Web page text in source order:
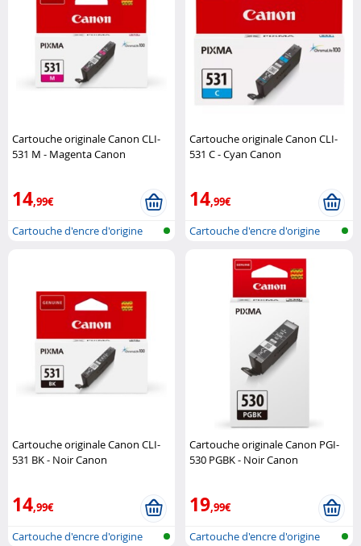
Cartouche originale Canon CLI-
531 M - Magenta Canon
14,99€
Cartouche d'encre d'origine
Cartouche originale Canon CLI-
531 C - Cyan Canon
14,99€
Cartouche d'encre d'origine
Cartouche originale Canon CLI-
531 BK - Noir Canon
14,99€
Cartouche d'encre d'origine
Cartouche originale Canon PGI-
530 PGBK - Noir Canon
19,99€
Cartouche d'encre d'origine